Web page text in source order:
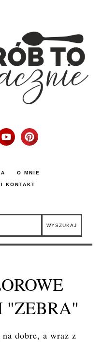
O MNIE
KONTAKT
"ZEBRA"
dobre, a wraz z